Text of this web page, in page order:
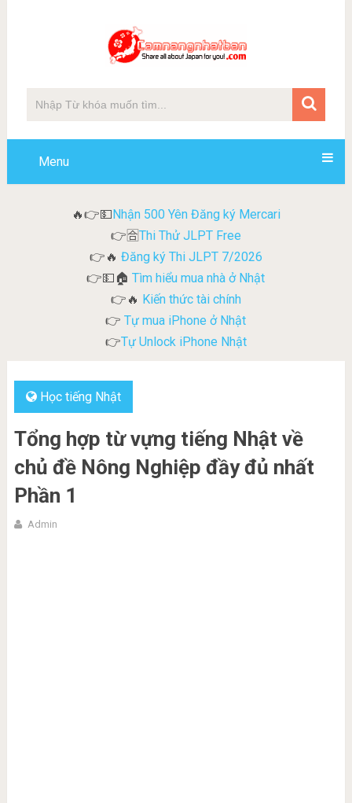
Menu
🔥👉💵Nhận 500 Yên Đăng ký Mercari
👉🈴Thi Thử JLPT Free
👉🔥 Đăng ký Thi JLPT 7/2026
👉💵🏠Tìm hiểu mua nhà ở Nhật
👉🔥 Kiến thức tài chính
👉 Tự mua iPhone ở Nhật
👉Tự Unlock iPhone Nhật
Học tiếng Nhật
Tổng hợp từ vựng tiếng Nhật về
chủ đề Nông Nghiệp đầy đủ nhất
Phần 1
Admin